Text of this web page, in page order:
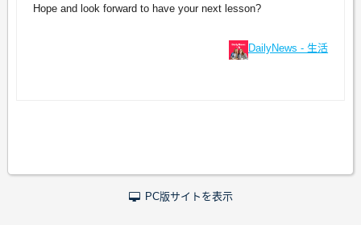
Hope and look forward to have your next lesson?
DailyNews - 生活
PC版サイトを表示